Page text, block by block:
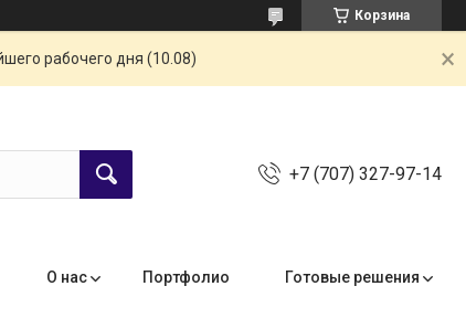
Корзина
рабочего дня (10.08)
+7 (707) 327-97-14
О нас Портфолио Готовые решения